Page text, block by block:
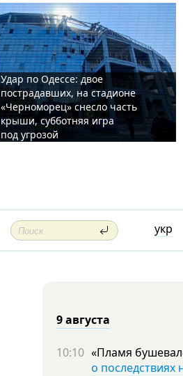
Удар по Одессе: двое
пострадавших, на стадионе
«Черноморец» снесло часть
крыши, субботняя игра
под угрозой
укр
9 августа
10:10 «Пламя
о последствиях